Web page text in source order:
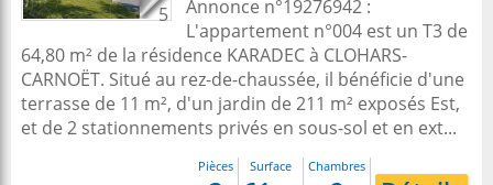
5
Annonce n°19276942 :
L'appartement n°004 est un T3 de
64,80 m² de la résidence KARADEC à CLOHARS-
CARNOËT. Situé au rez-de-chaussée, il bénéficie d'une
terrasse de 11 m², d'un jardin de 211 m² exposés Est,
et de 2 stationnements privés en sous-sol et en ext...
Pièces Surface Chambres